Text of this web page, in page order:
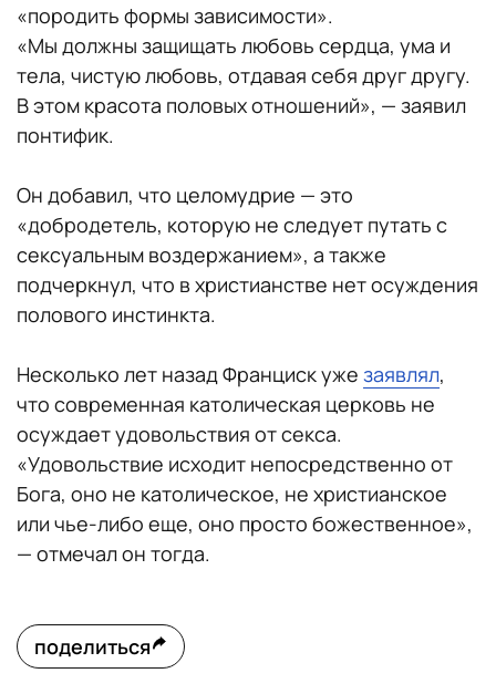
«породить формы зависимости».
«Мы должны защищать любовь сердца, ума и
тела, чистую любовь, отдавая себя друг другу.
В этом красота половых отношений», — заявил
понтифик.
Он добавил, что целомудрие — это
«добродетель, которую не следует путать с
сексуальным воздержанием», а также
подчеркнул, что в христианстве нет осуждения
полового инстинкта.
Несколько лет назад Франциск уже заявлял,
что современная католическая церковь не
осуждает удовольствия от секса.
«Удовольствие исходит непосредственно от
Бога, оно не католическое, не христианское
или чье-либо еще, оно просто божественное»,
— отмечал он тогда.
поделиться